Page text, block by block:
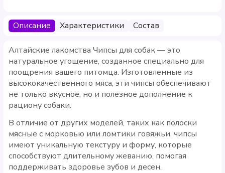
Описание Характеристики Состав
Алтайские лакомства Чипсы для собак — это
натуральное угощение, созданное специально для
поощрения вашего питомца. Изготовленные из
высококачественного мяса, эти чипсы обеспечивают
не только вкусное, но и полезное дополнение к
рациону собаки.
В отличие от других моделей, таких как полоски
мясные с морковью или ломтики говяжьи, чипсы
имеют уникальную текстуру и форму, которые
способствуют длительному жеванию, помогая
поддерживать здоровье зубов и десен.